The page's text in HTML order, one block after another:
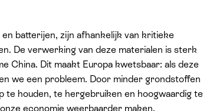
batterijen, zijn afhankelijk van kritieke
De verwerking van deze materialen is sterk
China. Dit maakt Europa kwetsbaar: als deze
we een probleem. Door minder grondstoffen
te houden, te hergebruiken en hoogwaardig te
economie weerbaarder maken.